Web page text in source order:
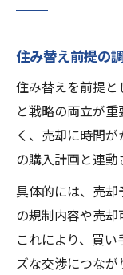
住み替え前提の
住み替えを前提
と戦略の両立が
く、売却に時間
の購入計画と連動
具体的には、売
の規制内容や売却
これにより、買
ズな交渉につな